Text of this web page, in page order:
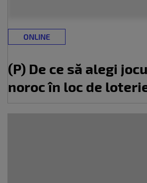
ONLINE
(P) De ce să alegi
noroc în loc de